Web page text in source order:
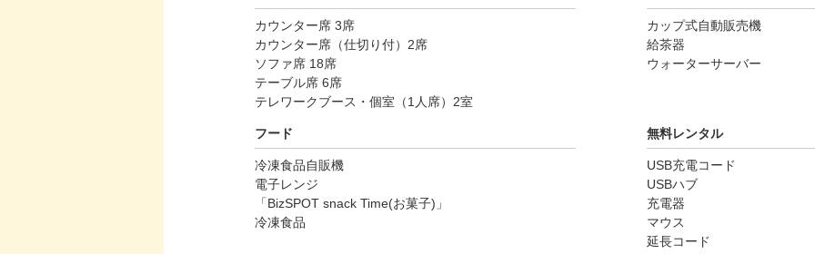
カウンター席 3席
カウンター席（仕切り付）2席
ソファ席 18席
テーブル席 6席
テレワークブース・個室（1人席）2室
カップ式自動販売機
給茶器
ウォーターサーバー
フード
冷凍食品自販機
電子レンジ
「BizSPOT snack Time(お菓子)」
冷凍食品
無料レンタル
USB充電コード
USBハブ
充電器
マウス
延長コード